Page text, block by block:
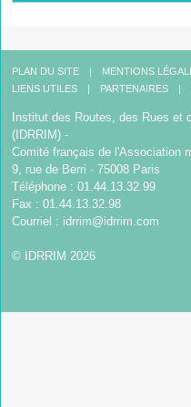
PLAN DU SITE MENTIONS
LIENS UTILES
PARTENAIRES
Institut des Routes, des Rues et
(IDRRIM) -
Comité français de l'Association
9, rue de Berri - 75008 Paris
Téléphone : 01.44.13.32.99
Fax : 01.44.13.32.98
Courriel : idrrim@idrrim.com
© IDRRIM 2026